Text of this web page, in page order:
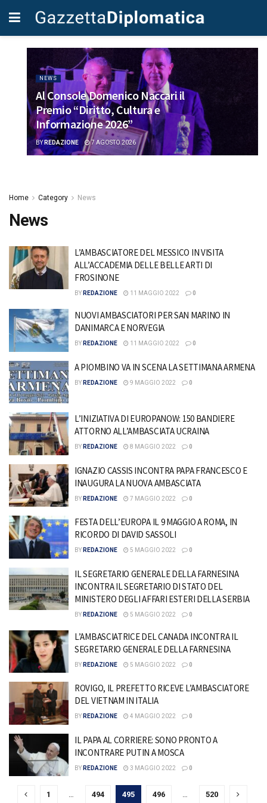
NEWS
Al Console Domenico Naccari il
Premio “Diritto, Cultura e
Informazione 2026”
BY REDAZIONE 7 AGOSTO 2026
Home Category News
News
L’AMBASCIATORE DEL MESSICO IN VISITA
ALL’ACCADEMIA DELLE BELLE ARTI DI
FROSINONE
BY REDAZIONE 11 MAGGIO 2022 0
NUOVI AMBASCIATORI PER SAN MARINO IN
DANIMARCA E NORVEGIA
BY REDAZIONE 11 MAGGIO 2022 0
A PIOMBINO VA IN SCENA LA SETTIMANA ARMENA
BY REDAZIONE 9 MAGGIO 2022 0
L’INIZIATIVA DI EUROPANOW: 150 BANDIERE
ATTORNO ALL’AMBASCIATA UCRAINA
BY REDAZIONE 8 MAGGIO 2022 0
IGNAZIO CASSIS INCONTRA PAPA FRANCESCO E
INAUGURA LA NUOVA AMBASCIATA
BY REDAZIONE 7 MAGGIO 2022 0
FESTA DELL’EUROPA IL 9 MAGGIO A ROMA, IN
RICORDO DI DAVID SASSOLI
BY REDAZIONE 5 MAGGIO 2022 0
IL SEGRETARIO GENERALE DELLA FARNESINA
INCONTRA IL SEGRETARIO DI STATO DEL
MINISTERO DEGLI AFFARI ESTERI DELLA SERBIA
BY REDAZIONE 5 MAGGIO 2022 0
L’AMBASCIATRICE DEL CANADA INCONTRA IL
SEGRETARIO GENERALE DELLA FARNESINA
BY REDAZIONE 5 MAGGIO 2022 0
ROVIGO, IL PREFETTO RICEVE L’AMBASCIATORE
DEL VIETNAM IN ITALIA
BY REDAZIONE 4 MAGGIO 2022 0
IL PAPA AL CORRIERE: SONO PRONTO A
INCONTRARE PUTIN A MOSCA
BY REDAZIONE 3 MAGGIO 2022 0
1 … 494 495 496 … 520